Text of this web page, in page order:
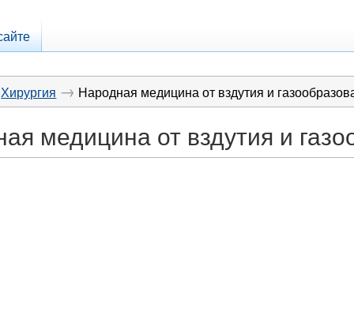
Хирургия → Народная медицина от вздутия и
медицина от вздутия и